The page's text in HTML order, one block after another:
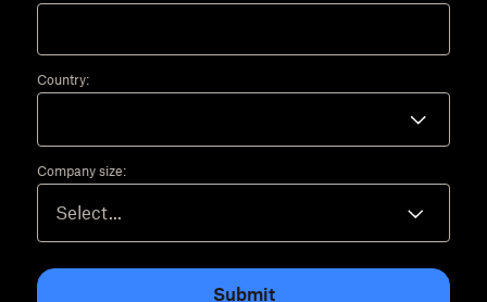
Country:
Company size:
Submit